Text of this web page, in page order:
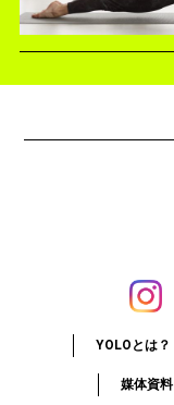
YOLOとは？
媒体資料